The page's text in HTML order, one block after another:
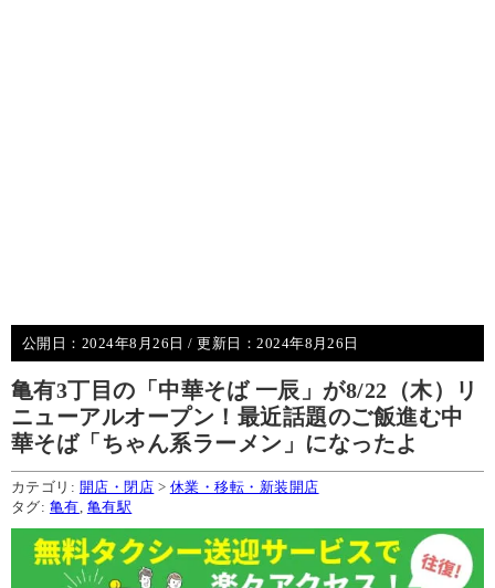
公開日： 2024年8月26日 / 更新日：2024年8月26日
亀有3丁目の「中華そば 一辰」が8/22（木）リ
ニューアルオープン！最近話題のご飯進む中
華そば「ちゃん系ラーメン」になったよ
カテゴリ: 開店・閉店 > 休業・移転・新装開店
タグ: 亀有 亀有駅